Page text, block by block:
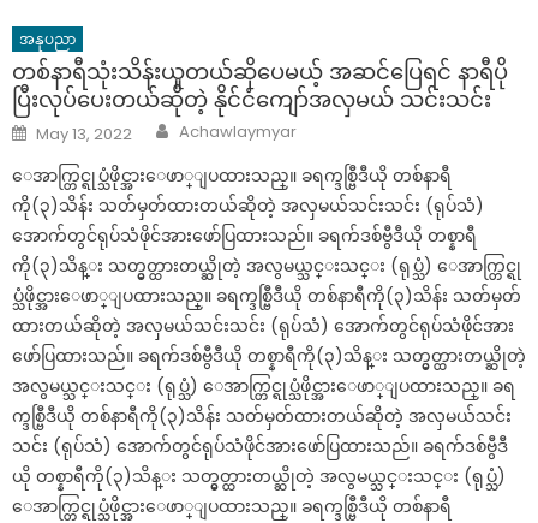
အနုပညာ
တစ်နာရီသုံးသိန်းယူတယ်ဆိုပေမယ့် အဆင်ပြေရင် နာရီပို
ပြီးလုပ်ပေးတယ်ဆိုတဲ့ နိုင်ငံကျော်အလှမယ် သင်းသင်း
Posted
on
May 13, 2022 Author
Achawlaymyar
ေအာက္တြင္ရုပ္သံဖိုင္အားေဖာ္ျပထားသည္။ ခရက္ဒစ္ဗြီဒီယို တစ်နာရီ
ကို(၃)သိန်း သတ်မှတ်ထားတယ်ဆိုတဲ့ အလှမယ်သင်းသင်း (ရုပ်သံ)
အောက်တွင်ရုပ်သံဖိုင်အားဖော်ပြထားသည်။ ခရက်ဒစ်ဗွီဒီယို တစ္နာရီ
ကို(၃)သိန္း သတ္မွတ္ထားတယ္ဆိုတဲ့ အလွမယ္သင္းသင္း (ရုပ္သံ) ေအာက္တြင္ရု
ပ္သံဖိုင္အားေဖာ္ျပထားသည္။ ခရက္ဒစ္ဗြီဒီယို တစ်နာရီကို(၃)သိန်း သတ်မှတ်
ထားတယ်ဆိုတဲ့ အလှမယ်သင်းသင်း (ရုပ်သံ) အောက်တွင်ရုပ်သံဖိုင်အား
ဖော်ပြထားသည်။ ခရက်ဒစ်ဗွီဒီယို တစ္နာရီကို(၃)သိန္း သတ္မွတ္ထားတယ္ဆိုတဲ့
အလွမယ္သင္းသင္း (ရုပ္သံ) ေအာက္တြင္ရုပ္သံဖိုင္အားေဖာ္ျပထားသည္။ ခရ
က္ဒစ္ဗြီဒီယို တစ်နာရီကို(၃)သိန်း သတ်မှတ်ထားတယ်ဆိုတဲ့ အလှမယ်သင်း
သင်း (ရုပ်သံ) အောက်တွင်ရုပ်သံဖိုင်အားဖော်ပြထားသည်။ ခရက်ဒစ်ဗွီဒီ
ယို တစ္နာရီကို(၃)သိန္း သတ္မွတ္ထားတယ္ဆိုတဲ့ အလွမယ္သင္းသင္း (ရုပ္သံ)
ေအာက္တြင္ရုပ္သံဖိုင္အားေဖာ္ျပထားသည္။ ခရက္ဒစ္ဗြီဒီယို တစ်နာရီ